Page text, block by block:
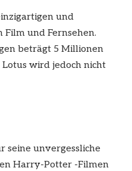
und
und Fernsehen.
beträgt 5 Millionen
wird jedoch nicht
seine unvergessliche
Harry-Potter -Filmen